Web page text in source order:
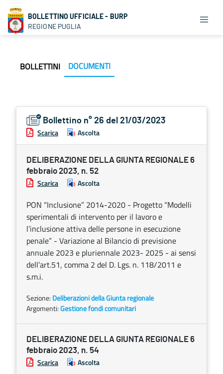
BOLLETTINO UFFICIALE - BURP
REGIONE PUGLIA
BOLLETTINI DOCUMENTI
Bollettino n° 26 del 21/03/2023
Scarica Ascolta
DELIBERAZIONE DELLA GIUNTA REGIONALE 6
febbraio 2023, n. 52
Scarica Ascolta
PON “Inclusione” 2014-2020 - Progetto “Modelli
sperimentali di intervento per il lavoro e
l’inclusione attiva delle persone in esecuzione
penale” - Variazione al Bilancio di previsione
annuale 2023 e pluriennale 2023- 2025 - ai sensi
dell’art.51, comma 2 del D. Lgs. n. 118/2011 e
s.m.i.
Sezione: Deliberazioni della Giunta regionale
Argomenti:Gestione fondi comunitari
DELIBERAZIONE DELLA GIUNTA REGIONALE 6
febbraio 2023, n. 54
Scarica Ascolta